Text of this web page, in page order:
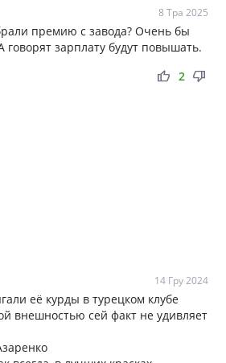
8 Тра 2025
премию с завода? Очень бы
говорят зарплату будут повышать.
thumb_up thumb_down
2
14 Гру 2024
её курды в турецком клубе
внешностью сей факт не удивляет